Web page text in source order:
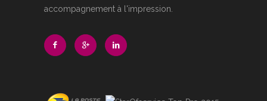
accompagnement à l'impression.